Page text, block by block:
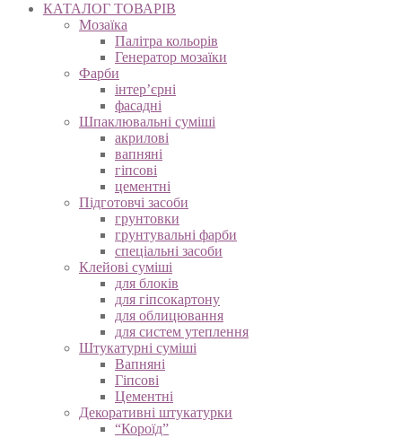
КАТАЛОГ ТОВАРІВ
Мозаїка
Палітра кольорів
Генератор мозаїки
Фарби
інтер’єрні
фасадні
Шпаклювальні суміші
акрилові
вапняні
гіпсові
цементні
Підготовчі засоби
грунтовки
грунтувальні фарби
спеціальні засоби
Клейові суміші
для блоків
для гіпсокартону
для облицювання
для систем утеплення
Штукатурні суміші
Вапняні
Гіпсові
Цементні
Декоративні штукатурки
“Короїд”